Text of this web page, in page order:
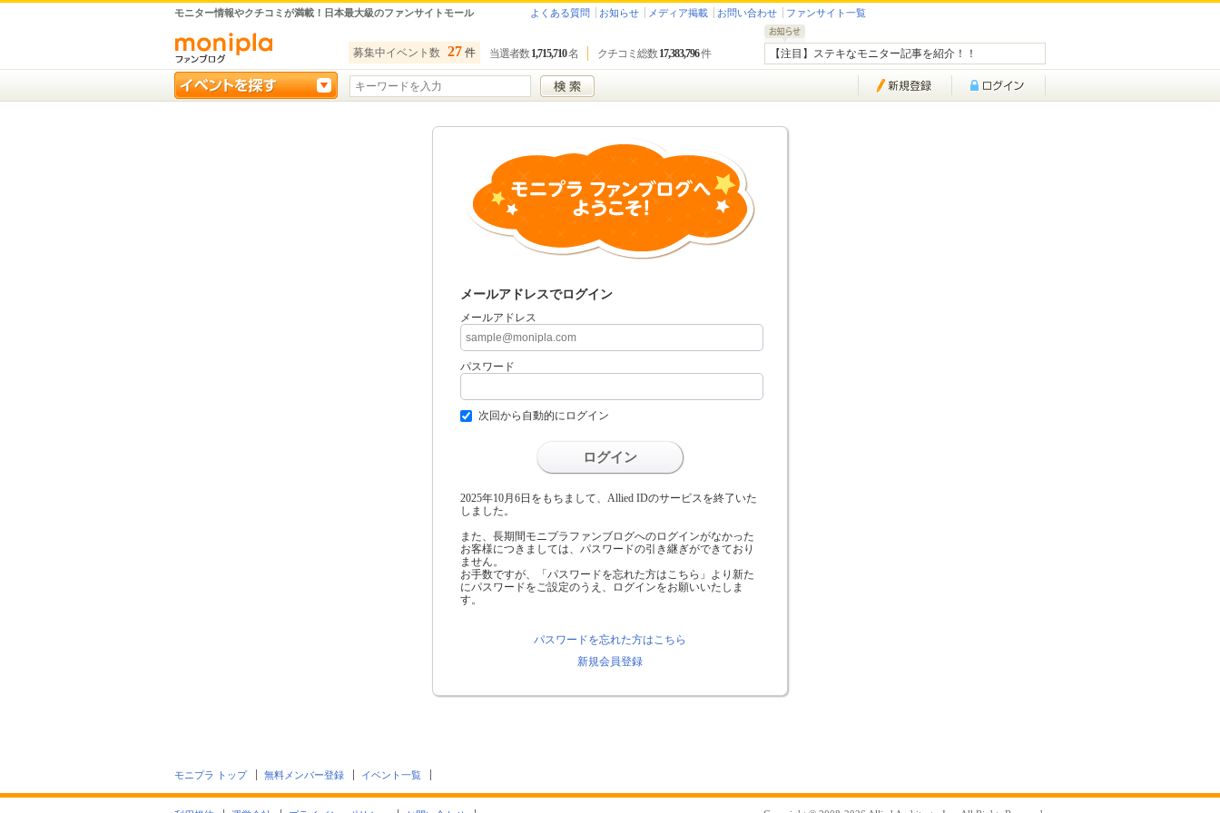
モニター情報やクチコミが満載！日本最大級のファンサイトモール よくある質問 お知らせ メディア掲載 お問い合わせ ファンサイト一覧
【注目】ステキなモニター記事を紹介！！
募集中イベント数 27 件 当選者数 1,715,710名 クチコミ総数 17,383,796件
メールアドレスでログイン
メールアドレス
パスワード
次回から自動的にログイン
ログイン
2025年10月6日をもちまして、Allied IDのサービスを終了いた
しました。
また、長期間モニプラファンブログへのログインがなかった
お客様につきましては、パスワードの引き継ぎができており
ません。
お手数ですが、「パスワードを忘れた方はこちら」より新た
にパスワードをご設定のうえ、ログインをお願いいたしま
す。
パスワードを忘れた方はこちら
新規会員登録
モニプラ トップ 無料メンバー登録 イベント一覧